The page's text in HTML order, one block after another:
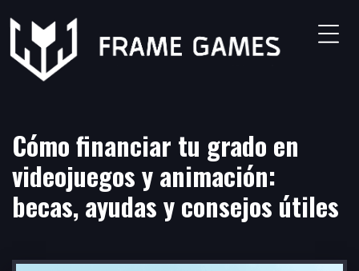
Animación 3D
Animación 2D
Modelado 3D
Cómo financiar tu grado en
videojuegos y animación:
becas, ayudas y consejos útiles